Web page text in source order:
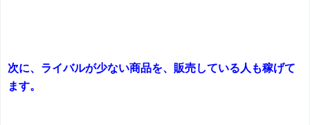
次に、ライバルが少ない商品を、販売している人も稼げて
ます。